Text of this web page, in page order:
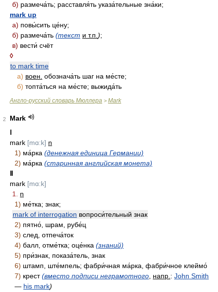
б) размеча́ть; расставля́ть указа́тельные зна́ки;
mark up
а) повы́сить це́ну;
б) размеча́ть (текст и т.п. );
в) вести́ счёт
◊
to mark time
а) воен. обознача́ть шаг на ме́сте;
б) топта́ться на ме́сте; выжида́ть
Англо-русский словарь Мюллера > Mark
2
Mark
Ⅰ
mark [mɑ:k] n
1) ма́рка (денежная единица Германии)
2) ма́рка (старинная английская монета)
Ⅱ
mark [mɑ:k]
1.
n
1) ме́тка; знак;
mark of interrogation вопроси́тельный знак
2) пятно́, шрам, рубе́ц
3) след, отпеча́ток
4) балл, отме́тка; оце́нка (знаний)
5) при́знак, показа́тель, знак
6) штамп, ште́мпель; фабри́чная ма́рка, фабри́чное клеймо́
7) крест(вместо подписи неграмотного напр. : John Smith
— his mark)